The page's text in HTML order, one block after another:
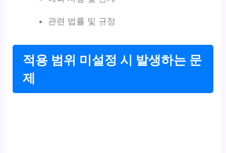
관련 법률 및 규정
적용 범위 미설정 시 발생하는 문
제